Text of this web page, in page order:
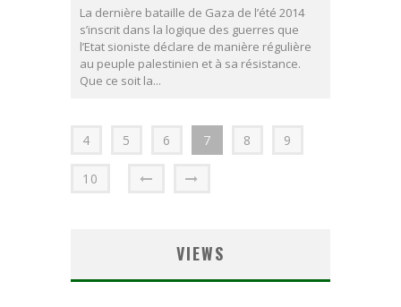
La dernière bataille de Gaza de l’été 2014
s’inscrit dans la logique des guerres que
l’Etat sioniste déclare de manière régulière
au peuple palestinien et à sa résistance.
Que ce soit la...
4 5 6 7 8 9
10
VIEWS